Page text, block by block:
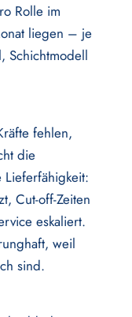
Rolle im
liegen – je
Schichtmodell
fehlen,
die
Cut-off-Zeiten
eskaliert.
weil
sind.